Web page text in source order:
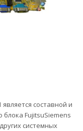
составной и
FujitsuSiemens
системных